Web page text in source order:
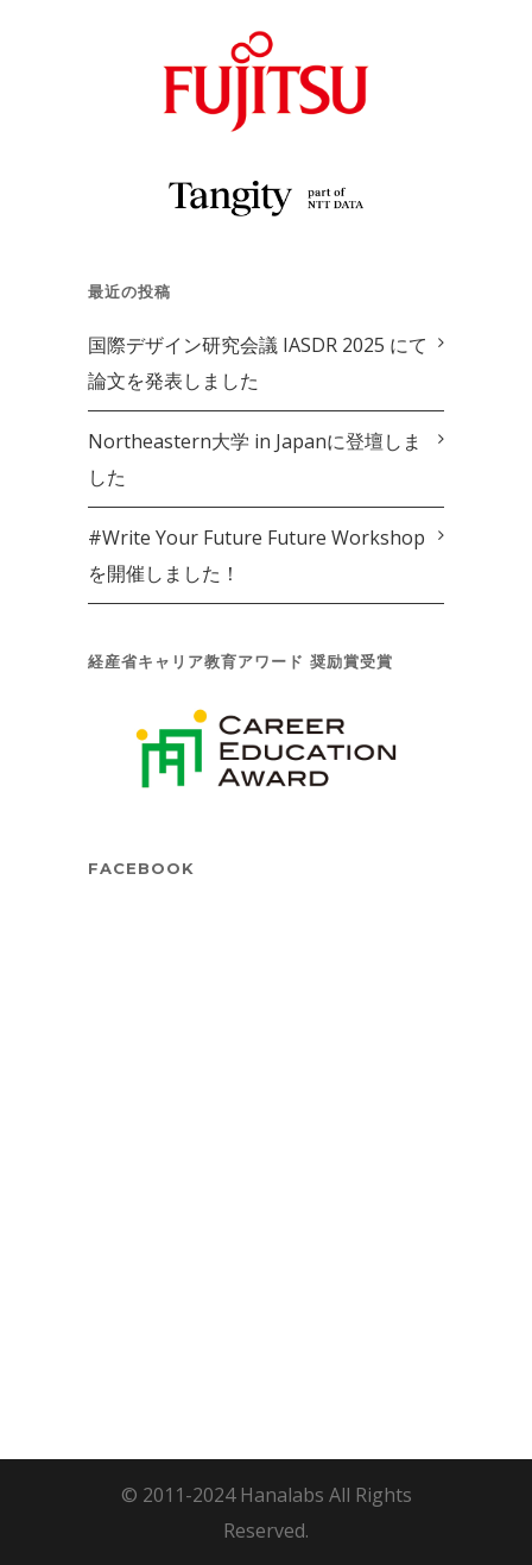
最近の投稿
国際デザイン研究会議 IASDR 2025 にて
論文を発表しました
Northeastern大学 in Japanに登壇しま
した
#Write Your Future Future Workshop
を開催しました！
経産省キャリア教育アワード 奨励賞受賞
FACEBOOK
© 2011-2024 Hanalabs All Rights
Reserved.